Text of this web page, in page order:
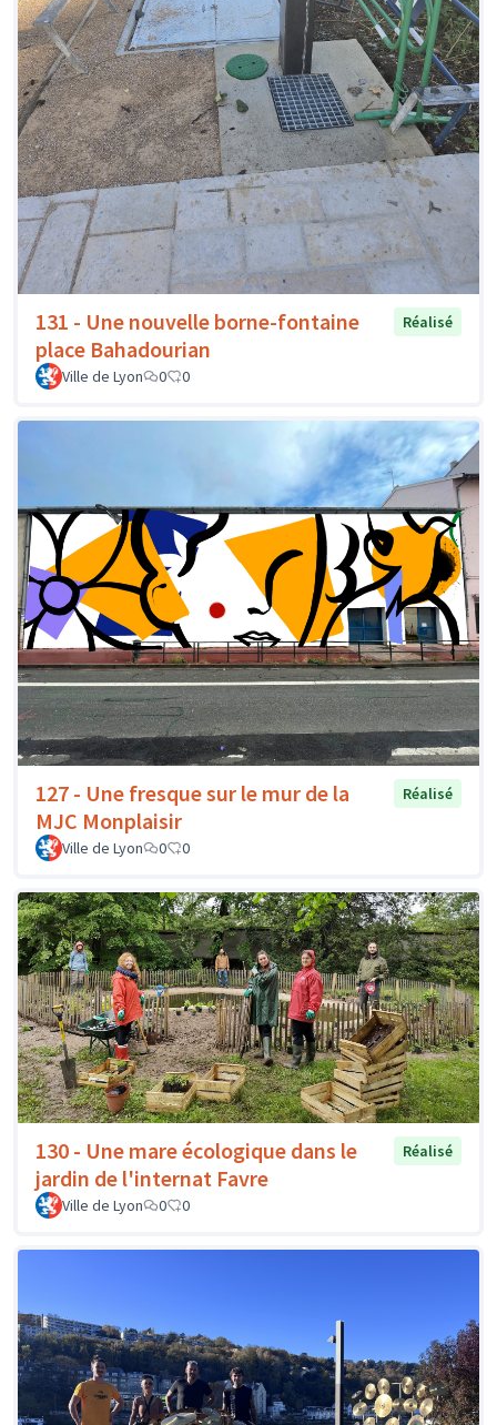
131 - Une nouvelle borne-fontaine
place Bahadourian
Réalisé
Ville de Lyon 0 0
127 - Une fresque sur le mur de la
MJC Monplaisir
Réalisé
Ville de Lyon 0 0
130 - Une mare écologique dans le
jardin de l'internat Favre
Réalisé
Ville de Lyon 0 0